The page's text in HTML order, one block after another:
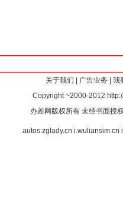
关于我们
广告业务 |我
Copyright ~2000-2012
办差网版权所有 未经书面授
autos.zglady.cn i.wuliansim.cn